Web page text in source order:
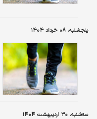
پنجشنبه، ۰۸ خرداد ۱۴۰۴
سه‌شنبه، ۳۰ اردیبهشت ۱۴۰۴